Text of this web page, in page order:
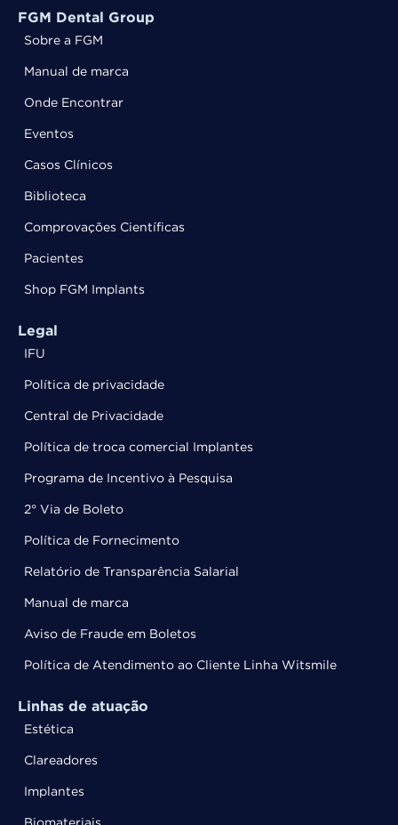
FGM Dental Group
Sobre a FGM
Manual de marca
Onde Encontrar
Eventos
Casos Clínicos
Biblioteca
Comprovações Científicas
Pacientes
Shop FGM Implants
Legal
IFU
Política de privacidade
Central de Privacidade
Política de troca comercial Implantes
Programa de Incentivo à Pesquisa
2° Via de Boleto
Política de Fornecimento
Relatório de Transparência Salarial
Manual de marca
Aviso de Fraude em Boletos
Política de Atendimento ao Cliente Linha Witsmile
Linhas de atuação
Estética
Clareadores
Implantes
Biomateriais